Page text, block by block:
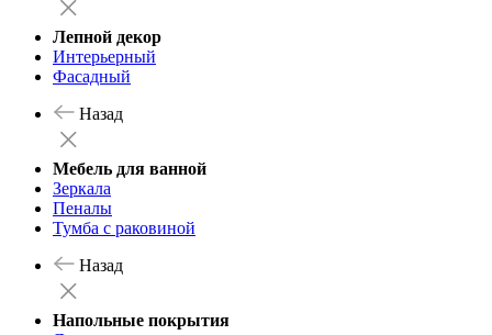
Лепной декор
Интерьерный
Фасадный
Назад
Мебель для ванной
Зеркала
Пеналы
Тумба с раковиной
Назад
Напольные покрытия